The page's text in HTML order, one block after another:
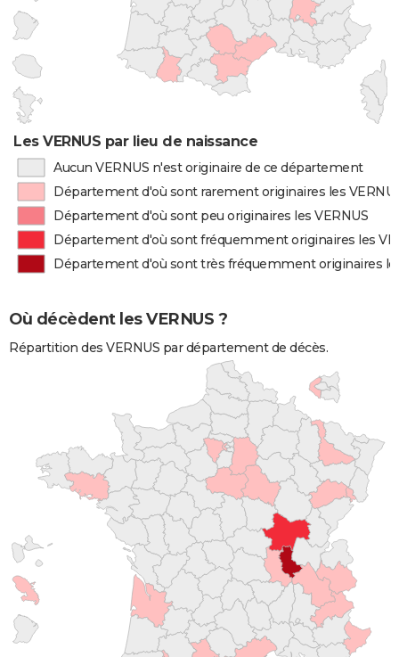
Les VERNUS par lieu de naissance
Aucun VERNUS n'est originaire de ce département
Département d'où sont rarement originaires les
Département d'où sont peu originaires les VERNUS
Département d'où sont fréquemment originaires les
Département d'où sont très fréquemment originaires
Où décèdent les VERNUS ?
Répartition des VERNUS par département de décès.